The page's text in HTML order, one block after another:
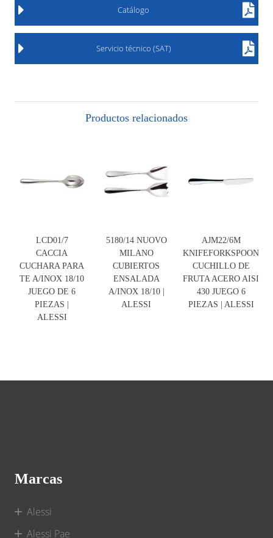
Catálogo
Servicio técnico (SAT)
Productos relacionados
LCD01/7
CACCIA
CUCHARA PARA
TE A/INOX 18/10
JUEGO DE 6
PIEZAS |
ALESSI
5180/14 NUOVO
MILANO
CUBIERTOS
ENSALADA
A/INOX 18/10 |
ALESSI
AJM22/6M
KNIFEFORKSPOON
CUCHILLO DE
FRUTA ACERO AISI
430 JUEGO 6
PIEZAS | ALESSI
Marcas
Alessi
Alessi Pae